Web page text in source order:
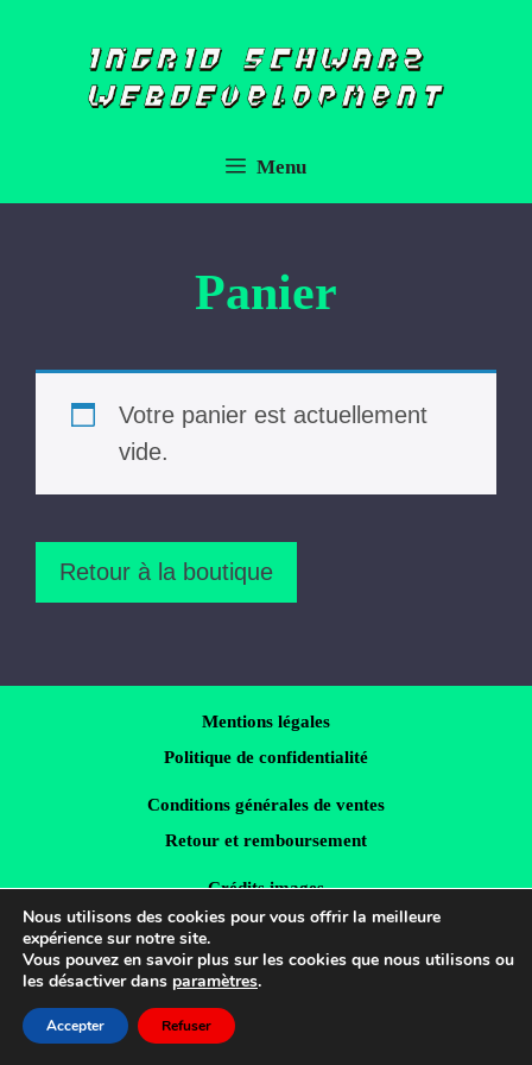
Menu
Panier
Votre panier est actuellement
vide.
Retour à la boutique
Mentions légales
Politique de confidentialité
Conditions générales de ventes
Retour et remboursement
Crédits images
avec
GeneratePress
Nous utilisons des cookies pour vous offrir la meilleure
expérience sur notre site.
Vous pouvez en savoir plus sur les cookies que nous utilisons ou
les désactiver dans paramètres.
Accepter Refuser